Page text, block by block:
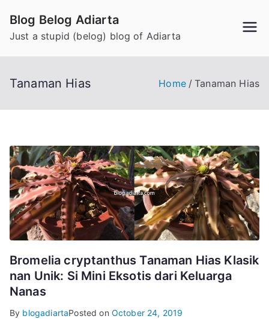
content
Blog Belog Adiarta
Just a stupid (belog) blog of Adiarta
Tanaman Hias Home Tanaman Hias
Bromelia cryptanthus Tanaman Hias Klasik
nan Unik: Si Mini Eksotis dari Keluarga
Nanas
By blogadiartaPosted on October 24, 2019